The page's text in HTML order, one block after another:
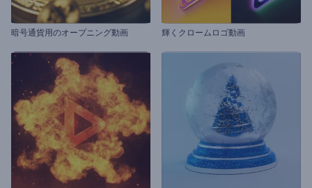
暗号通貨用のオープニング動画 輝くクロームロゴ動画